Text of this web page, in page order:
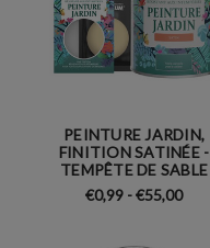
PEINTURE JARDIN,
FINITION SATINÉE -
TEMPÊTE DE SABLE
€0,99 - €55,00